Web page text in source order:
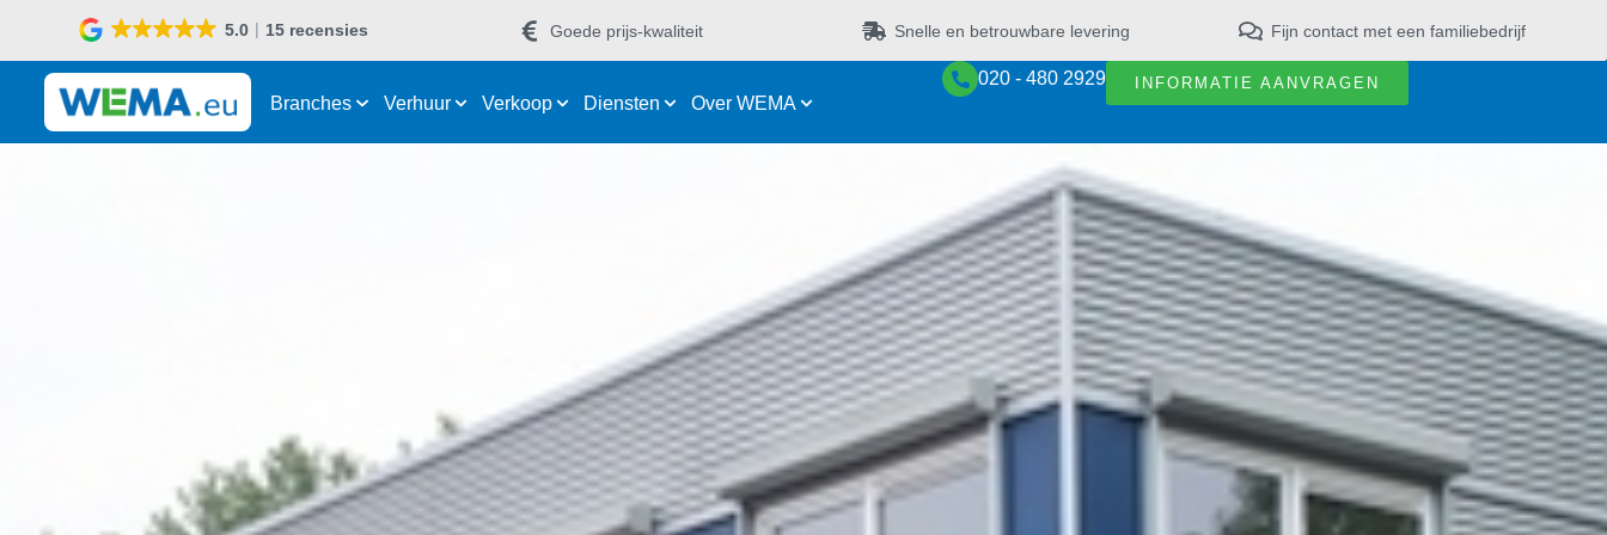
5.0 15 recensies Goede prijs-kwaliteit Snelle en betrouwbare levering Fijn contact met een familiebedrijf
Branches Verhuur Verkoop Diensten Over WEMA
020 - 480 2929 INFORMATIE AANVRAGEN